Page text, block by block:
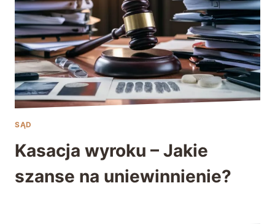
SĄD
Kasacja wyroku – Jakie
szanse na uniewinnienie?